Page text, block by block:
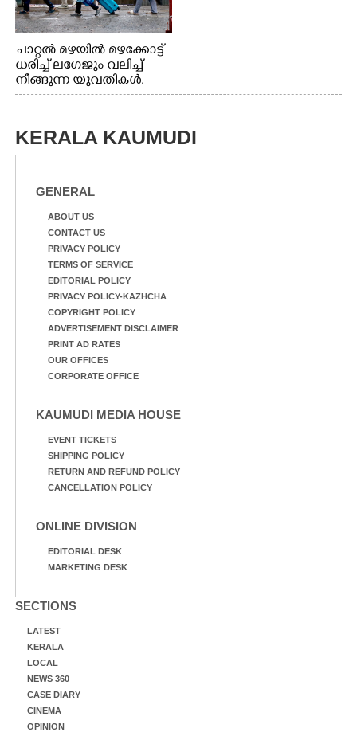
ചാറ്റൽ മഴയിൽ മഴക്കോട്ട്
ധരിച്ച് ലഗേജും വലിച്ച്
നീങ്ങുന്ന യുവതികൾ.
എറണാകുളം മേനകയിൽ
KERALA KAUMUDI
GENERAL
ABOUT US
CONTACT US
PRIVACY POLICY
TERMS OF SERVICE
EDITORIAL POLICY
PRIVACY POLICY-KAZHCHA
COPYRIGHT POLICY
ADVERTISEMENT DISCLAIMER
PRINT AD RATES
OUR OFFICES
CORPORATE OFFICE
KAUMUDI MEDIA HOUSE
EVENT TICKETS
SHIPPING POLICY
RETURN AND REFUND POLICY
CANCELLATION POLICY
ONLINE DIVISION
EDITORIAL DESK
MARKETING DESK
SECTIONS
LATEST
KERALA
LOCAL
NEWS 360
CASE DIARY
CINEMA
OPINION